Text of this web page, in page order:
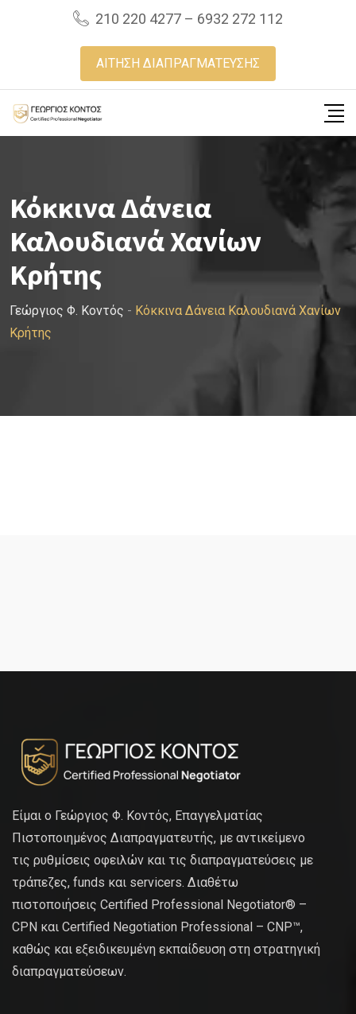
210 220 4277 – 6932 272 112
ΑΙΤΗΣΗ ΔΙΑΠΡΑΓΜΑΤΕΥΣΗΣ
Κόκκινα Δάνεια
Καλουδιανά Χανίων
Κρήτης
Γεώργιος Φ. Κοντός - Κόκκινα Δάνεια Καλουδιανά Χανίων
Κρήτης
Είμαι ο Γεώργιος Φ. Κοντός, Επαγγελματίας
Πιστοποιημένος Διαπραγματευτής, με αντικείμενο
τις ρυθμίσεις οφειλών και τις διαπραγματεύσεις με
τράπεζες, funds και servicers. Διαθέτω
πιστοποιήσεις Certified Professional Negotiator® –
CPN και Certified Negotiation Professional – CNP™,
καθώς και εξειδικευμένη εκπαίδευση στη στρατηγική
διαπραγματεύσεων.